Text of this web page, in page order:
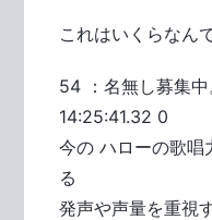
これはいくらなん
54 ：名無し募集
14:25:41.32 0
今の ハローの歌唱
る
発声や声量を重視